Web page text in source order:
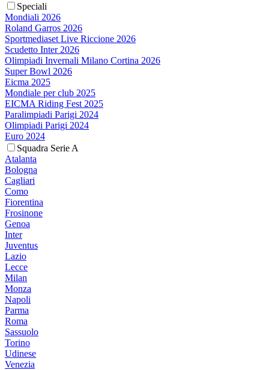
Speciali
Mondiali 2026
Roland Garros 2026
Sportmediaset Live Riccione 2026
Scudetto Inter 2026
Olimpiadi Invernali Milano Cortina 2026
Super Bowl 2026
Eicma 2025
Mondiale per club 2025
EICMA Riding Fest 2025
Paralimpiadi Parigi 2024
Olimpiadi Parigi 2024
Euro 2024
Squadra Serie A
Atalanta
Bologna
Cagliari
Como
Fiorentina
Frosinone
Genoa
Inter
Juventus
Lazio
Lecce
Milan
Monza
Napoli
Parma
Roma
Sassuolo
Torino
Udinese
Venezia